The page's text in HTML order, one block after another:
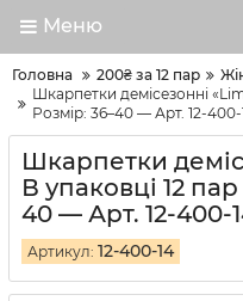
Меню
Головна 200₴ за 12 пар
Шкарпетки демісезонні
Розмір: 36–40 — Арт. 12-400-
Шкарпетки
В упаковці 12 пар
40 — Арт. 12-400-
Артикул: 12-400-14